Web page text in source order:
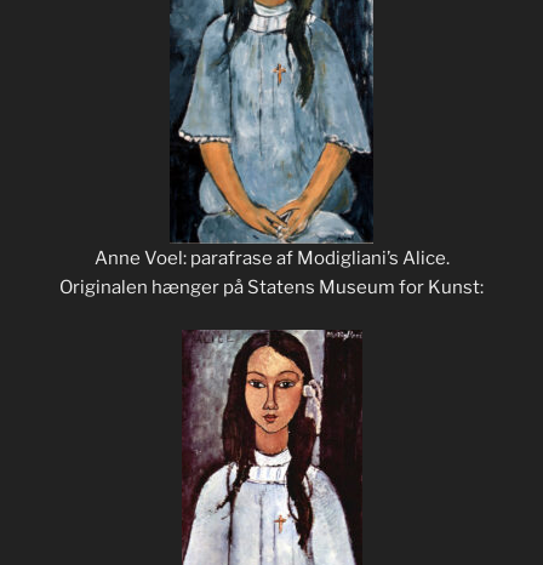
Anne Voel: parafrase af Modigliani’s Alice.
Originalen hænger på Statens Museum for Kunst: